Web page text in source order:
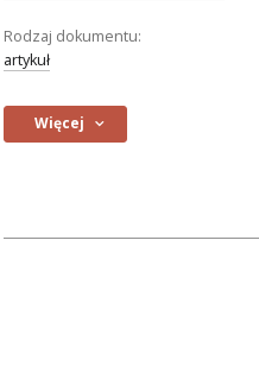
Rodzaj dokumentu:
artykuł
Więcej